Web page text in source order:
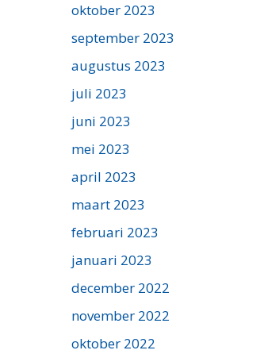
oktober 2023
september 2023
augustus 2023
juli 2023
juni 2023
mei 2023
april 2023
maart 2023
februari 2023
januari 2023
december 2022
november 2022
oktober 2022